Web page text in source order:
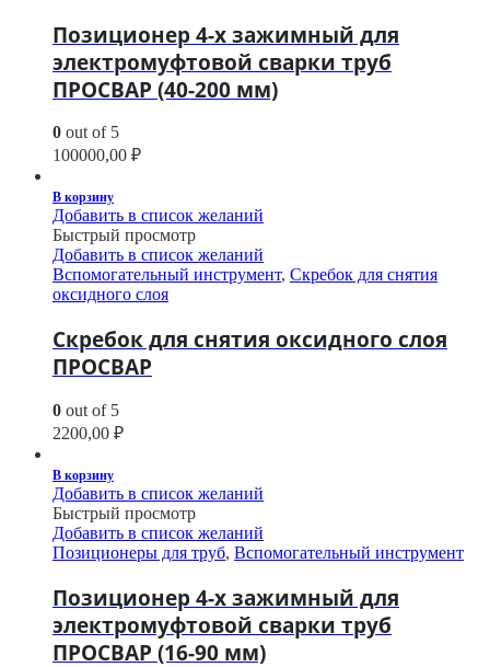
Позиционер 4-х зажимный для
электромуфтовой сварки труб
ПРОСВАР (40-200 мм)
0 out of 5
100000,00 ₽
В корзину
Добавить в список желаний
Быстрый просмотр
Добавить в список желаний
Вспомогательный инструмент, Скребок для снятия
оксидного слоя
Скребок для снятия оксидного слоя
ПРОСВАР
0 out of 5
2200,00 ₽
В корзину
Добавить в список желаний
Быстрый просмотр
Добавить в список желаний
Позиционеры для труб, Вспомогательный инструмент
Позиционер 4-х зажимный для
электромуфтовой сварки труб
ПРОСВАР (16-90 мм)